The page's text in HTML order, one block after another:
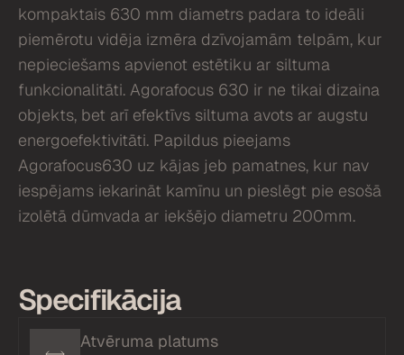
kompaktais 630 mm diametrs padara to ideāli
piemērotu vidēja izmēra dzīvojamām telpām, kur
nepieciešams apvienot estētiku ar siltuma
funkcionalitāti. Agorafocus 630 ir ne tikai dizaina
objekts, bet arī efektīvs siltuma avots ar augstu
energoefektivitāti. Papildus pieejams
Agorafocus630 uz kājas jeb pamatnes, kur nav
iespējams iekarināt kamīnu un pieslēgt pie esošā
izolētā dūmvada ar iekšējo diametru 200mm.
Specifikācija
Atvēruma platums